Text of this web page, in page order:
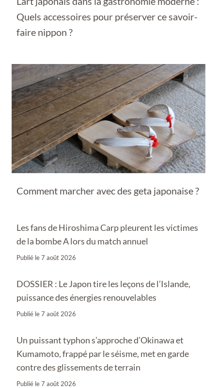
Quels accessoires pour préserver ce savoir-
faire nippon ?
Comment marcher avec des geta japonaise ?
Les fans de Hiroshima Carp pleurent les victimes
de la bombe A lors du match annuel
Publié le7 août 2026
DOSSIER : Le Japon tire les leçons de l’Islande,
puissance des énergies renouvelables
Publié le7 août 2026
Un puissant typhon s’approche d’Okinawa et
Kumamoto, frappé par le séisme, met en garde
contre des glissements de terrain
Publié le7 août 2026